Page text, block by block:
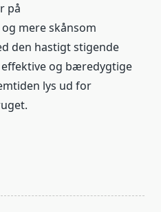
på
mere skånsom
den hastigt stigende
og bæredygtige
lys ud for